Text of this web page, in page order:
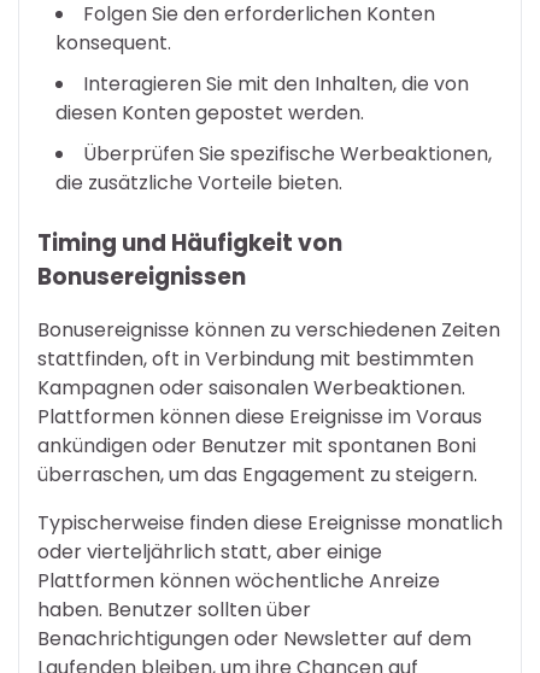
Folgen Sie den erforderlichen Konten
konsequent.
Interagieren Sie mit den Inhalten, die von
diesen Konten gepostet werden.
Überprüfen Sie spezifische Werbeaktionen,
die zusätzliche Vorteile bieten.
Timing und Häufigkeit von
Bonusereignissen
Bonusereignisse können zu verschiedenen Zeiten
stattfinden, oft in Verbindung mit bestimmten
Kampagnen oder saisonalen Werbeaktionen.
Plattformen können diese Ereignisse im Voraus
ankündigen oder Benutzer mit spontanen Boni
überraschen, um das Engagement zu steigern.
Typischerweise finden diese Ereignisse monatlich
oder vierteljährlich statt, aber einige
Plattformen können wöchentliche Anreize
haben. Benutzer sollten über
Benachrichtigungen oder Newsletter auf dem